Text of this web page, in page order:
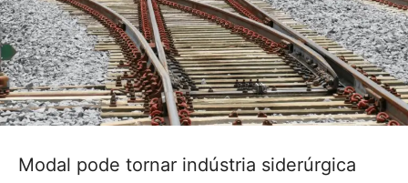
Modal pode tornar indústria siderúrgica